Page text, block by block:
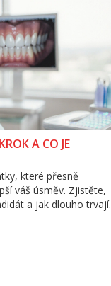
A CO JE
které přesně
váš úsměv. Zjistěte,
a jak dlouho trvají.